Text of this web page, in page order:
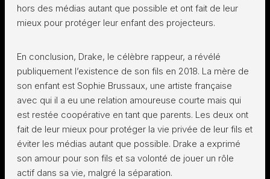
hors des médias autant que possible et ont fait de leur
mieux pour protéger leur enfant des projecteurs.
En conclusion, Drake, le célèbre rappeur, a révélé
publiquement l’existence de son fils en 2018. La mère de
son enfant est Sophie Brussaux, une artiste française
avec qui il a eu une relation amoureuse courte mais qui
est restée coopérative en tant que parents. Les deux ont
fait de leur mieux pour protéger la vie privée de leur fils et
éviter les médias autant que possible. Drake a exprimé
son amour pour son fils et sa volonté de jouer un rôle
actif dans sa vie, malgré la séparation.